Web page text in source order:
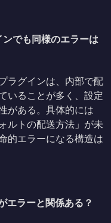
でも同様のエラーは
ラグインは、内部で配
いることが多く、設定
がある。具体的には
ルトの配送方法」が未
的エラーになる構造は
エラーと関係ある？